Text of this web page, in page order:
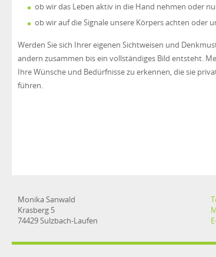
ob wir das Leben aktiv in die Hand nehmen oder
ob wir auf die Signale unsere Körpers achten oder
Werden Sie sich Ihrer eigenen Sichtweisen und
andern zusammen bis ein vollständiges Bild entsteht.
Ihre Wünsche und Bedürfnisse zu erkennen, die sie
führen.
Monika Sanwald
Krasberg 5
74429 Sulzbach-Laufen